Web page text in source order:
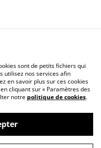
Conditions Légales
sont de petits fichiers qui
utilisez nos services afin
en savoir plus sur ces cookies
cliquant sur « Paramètres des
notre politique de cookies.